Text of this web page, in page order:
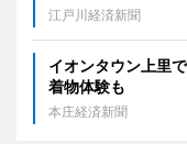
江戸川経済新聞
イオンタウン上里
着物体験も
本庄経済新聞